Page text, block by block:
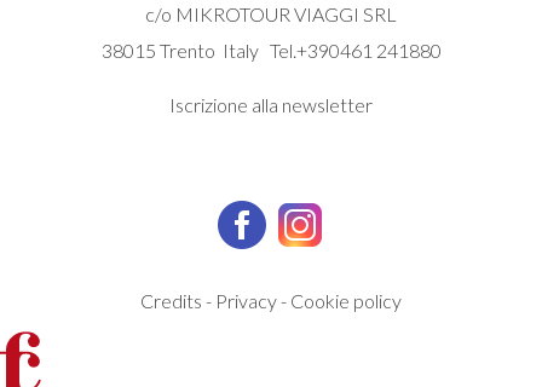
c/o MIKROTOUR VIAGGI SRL
38015 Trento Italy Tel.+390461 241880
Iscrizione alla newsletter
Credits - Privacy- Cookie policy